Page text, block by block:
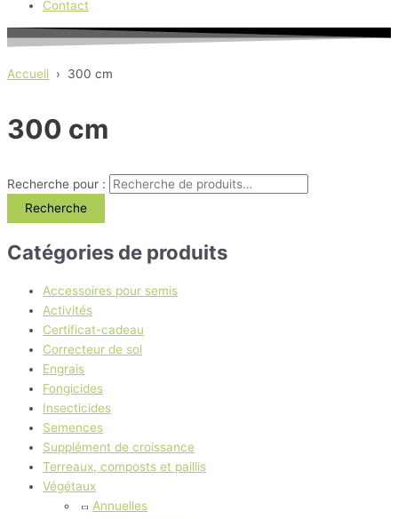
Contact
Accueil › 300 cm
300 cm
Recherche pour :
Recherche
Catégories de produits
Accessoires pour semis
Activités
Certificat-cadeau
Correcteur de sol
Engrais
Fongicides
Insecticides
Semences
Supplément de croissance
Terreaux, composts et paillis
Végétaux
Annuelles